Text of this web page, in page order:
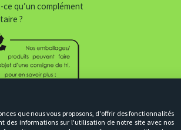
ce qu’un complément
?
t
que nous vous proposons, d'offrir des fonctionnalités
des informations sur l'utilisation de notre site avec nos